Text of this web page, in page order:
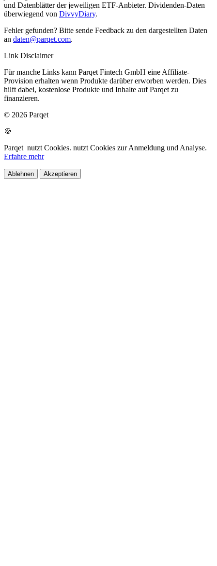
und Datenblätter der jeweiligen ETF-Anbieter. Dividenden-Daten
überwiegend von DivvyDiary.
Fehler gefunden? Bitte sende Feedback zu den dargestellten Daten
an daten@parqet.com.
Link Disclaimer
Für manche Links kann Parqet Fintech GmbH eine Affiliate-
Provision erhalten wenn Produkte darüber erworben werden. Dies
hilft dabei, kostenlose Produkte und Inhalte auf Parqet zu
finanzieren.
© 2026 Parqet
🍪
Parqet nutzt Cookies. nutzt Cookies zur Anmeldung und Analyse.
Erfahre mehr
Ablehnen Akzeptieren